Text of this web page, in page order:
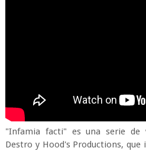
"Infamia facti" es una serie de
Destro y Hood's Productions,